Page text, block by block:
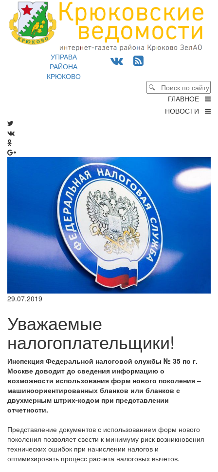
УПРАВА
РАЙОНА
КРЮКОВО
ГЛАВНОЕ
НОВОСТИ
29.07.2019
Уважаемые
налогоплательщики!
Инспекция Федеральной налоговой службы № 35 по г.
Москве доводит до сведения информацию о
возможности использования форм нового поколения –
машиноориентированных бланков или бланков с
двухмерным штрих-кодом при представлении
отчетности.
Представление документов с использованием форм нового
поколения позволяет свести к минимуму риск возникновения
технических ошибок при начислении налогов и
оптимизировать процесс расчета налоговых вычетов.